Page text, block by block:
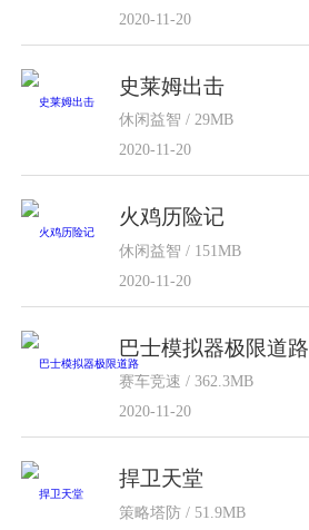
2020-11-20
史莱姆出击
休闲益智 / 29MB
2020-11-20
火鸡历险记
休闲益智 / 151MB
2020-11-20
巴士模拟器极限道路
赛车竞速 / 362.3MB
2020-11-20
捍卫天堂
策略塔防 / 51.9MB